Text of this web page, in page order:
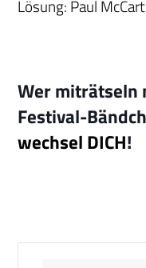
Lösung: Paul
Wer miträtseln
Festival-
wechsel DICH!